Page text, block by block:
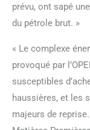
prévu, ont sapé
du pétrole brut. »
« Le complexe
provoqué par
susceptibles
haussières, et les
majeurs de